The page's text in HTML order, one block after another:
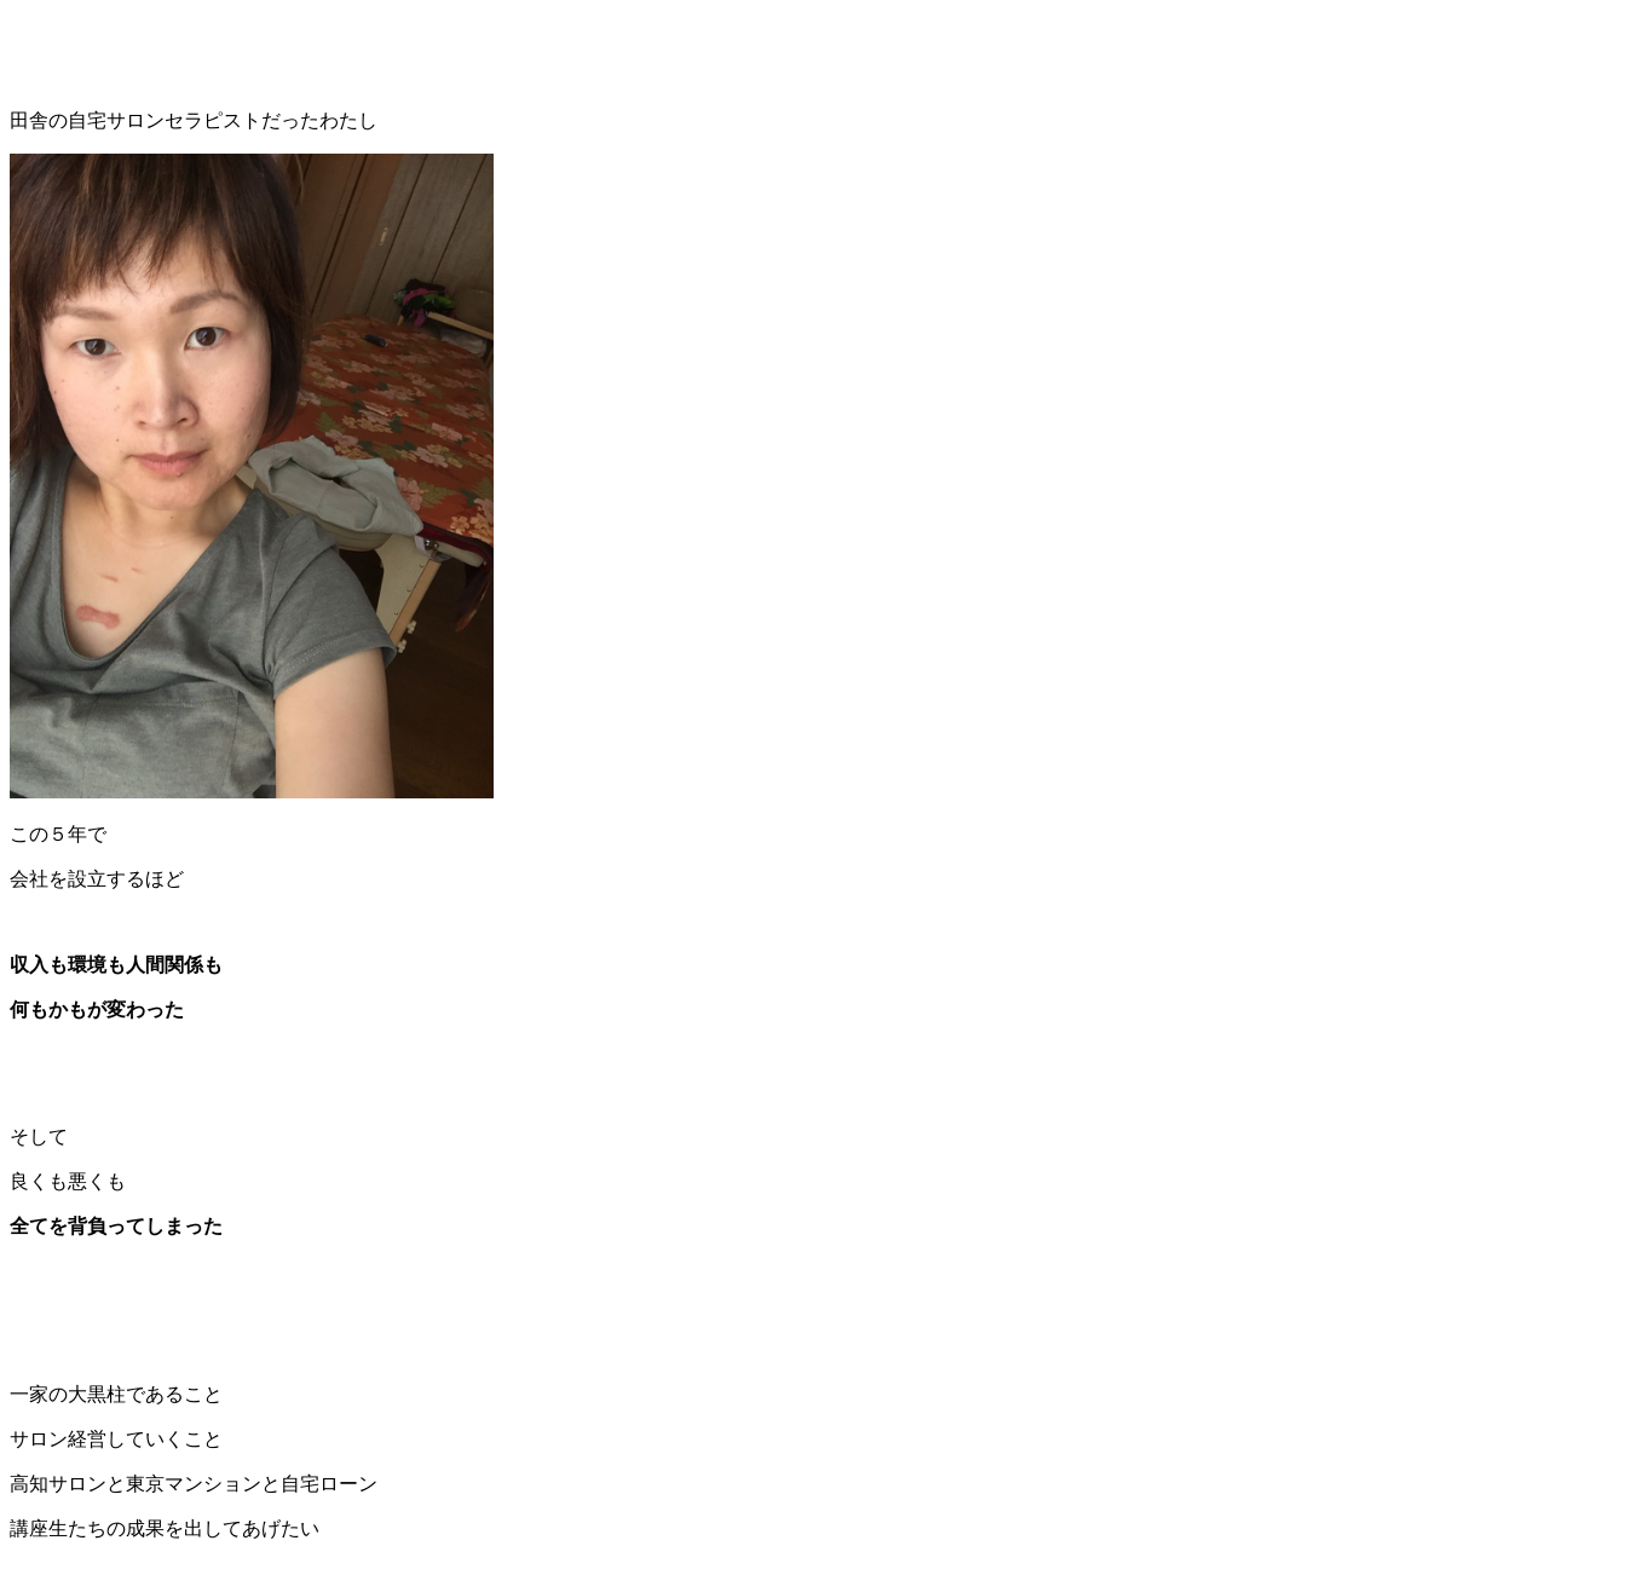
田舎の自宅サロンセラピストだったわたし
この５年で
会社を設立するほど
収入も環境も人間関係も
何もかもが変わった
そして
良くも悪くも
全てを背負ってしまった
一家の大黒柱であること
サロン経営していくこと
高知サロンと東京マンションと自宅ローン
講座生たちの成果を出してあげたい